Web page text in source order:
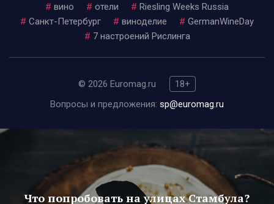
# вино # отели # Riesling Weeks Russia
# Санкт-Петербург # виноделие # GermanWineDay
# 7 настроений Рислинга
© 2026 Euromag.ru
18+
Вопросы и предложения: sp@euromag.ru
Что попробовать на улицах Стамбула?